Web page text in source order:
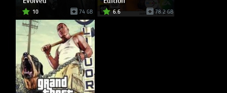
10 74 GB 6.6 78.2 GB